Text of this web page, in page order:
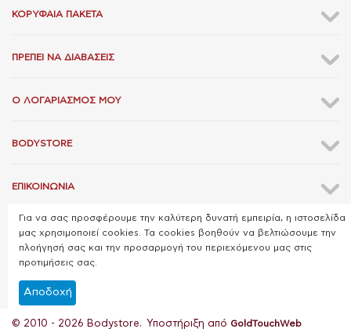
ΚΟΡΥΦΑΊΑ ΠΑΚΈΤΑ
ΠΡΈΠΕΙ ΝΑ ΔΙΑΒΆΣΕΙΣ
Ο ΛΟΓΑΡΙΑΣΜΌΣ ΜΟΥ
BODYSTORE
ΕΠΙΚΟΙΝΩΝΊΑ
© 2010 - 2026 Bodystore. Υποστήριξη από GoldTouchWeb
Για να σας προσφέρουμε την καλύτερη δυνατή εμπειρία, η ιστοσελίδα
μας χρησιμοποιεί cookies. Τα cookies βοηθούν να βελτιώσουμε την
πλοήγησή σας και την προσαρμογή του περιεχόμενου μας στις
προτιμήσεις σας.
Αποδοχή